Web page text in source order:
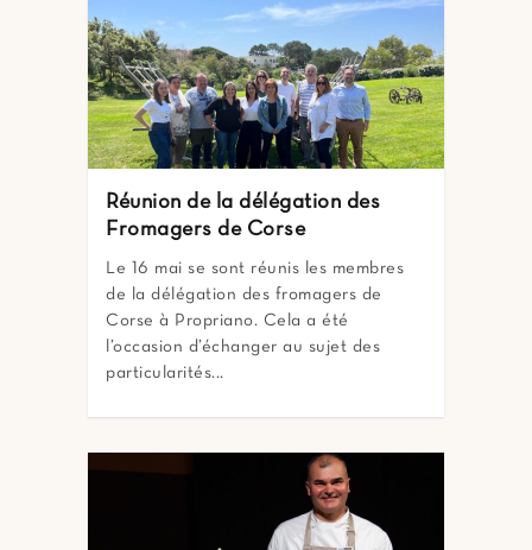
Réunion de la délégation des
Fromagers de Corse
Le 16 mai se sont réunis les membres
de la délégation des fromagers de
Corse à Propriano. Cela a été
l’occasion d’échanger au sujet des
particularités...